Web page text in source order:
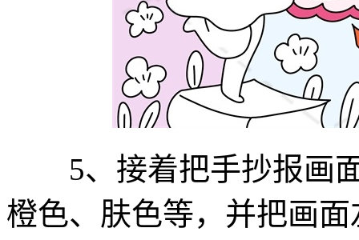
5、接着把手抄报画面
橙色、肤色等，并把画